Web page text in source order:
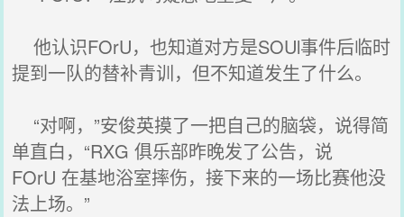
他认识FOrU，也知道对方是SOUl事件后临时
提到一队的替补青训，但不知道发生了什么。
“对啊，”安俊英摸了一把自己的脑袋，说得简
单直白，“RXG 俱乐部昨晚发了公告，说
FOrU 在基地浴室摔伤，接下来的一场比赛他没
法上场。”